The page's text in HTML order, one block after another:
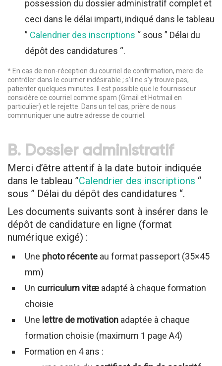
possession du dossier administratif complet et
ceci dans le délai imparti, indiqué dans le tableau
” Calendrier des inscriptions “ sous ” Délai du
dépôt des candidatures “.
* En cas de non-réception du courriel de confirmation, merci de
contrôler dans le courrier indésirable ; s’il ne s’y trouve pas,
patienter quelques minutes. Il est possible que le fournisseur
considère ce courriel comme spam (Gmail et Hotmail en
particulier) et le rejette. Dans un tel cas, prière de nous
communiquer une autre adresse de courriel.
B. Dossier administratif
Merci d’être attentif à la date butoir indiquée
dans le tableau ”Calendrier des inscriptions “
sous ” Délai du dépôt des candidatures “.
Les documents suivants sont à insérer dans le
dépôt de candidature en ligne (format
numérique exigé) :
Une photo récente au format passeport (35×45
mm)
Un curriculum vitæ adapté à chaque formation
choisie
Une lettre de motivation adaptée à chaque
formation choisie (maximum 1 page A4)
Formation en 4 ans :